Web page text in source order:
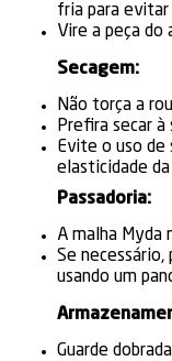
fria para evitar
Vire a peça do
Secagem:
Não torça a
Prefira secar
Evite o uso de
elasticidade da
Passadoria:
A malha Myda
Se
usando um
Guarde